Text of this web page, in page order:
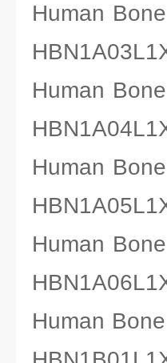
Human
Human
Human
Human
Human